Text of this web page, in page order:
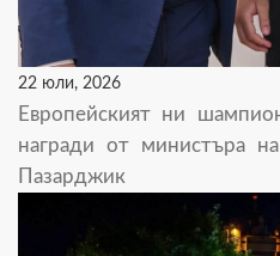
22 юли, 2026
Европейският ни
награди от министъра
Пазарджик